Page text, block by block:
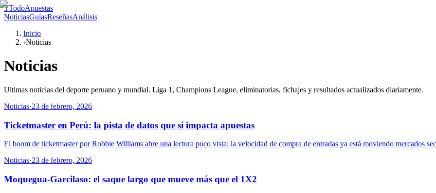
TTodoApuestas
NoticiasGuíasReseñasAnálisis
Inicio
›Noticias
Noticias
Ultimas noticias del deporte peruano y mundial. Liga 1, Champions League, eliminatorias, fichajes y resultados actualizados diariamente.
Noticias·23 de febrero, 2026
Ticketmaster en Perú: la pista de datos que sí impacta apuestas
El boom de ticketmaster por Robbie Williams abre una lectura poco vista: la velocidad de compra de entradas ya está moviendo mercados
Noticias·23 de febrero, 2026
Moquegua-Garcilaso: el saque largo que mueve más que el 1X2